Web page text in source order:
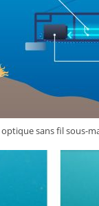
sans fil sous-